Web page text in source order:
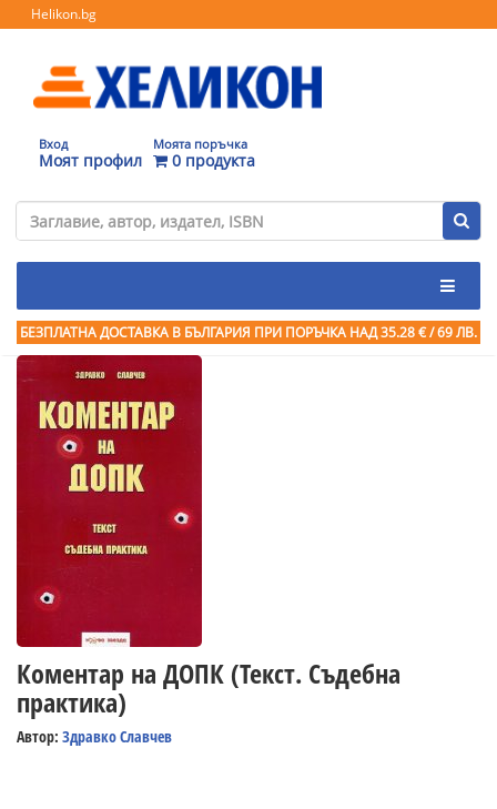
Helikon.bg
Вход
Моят профил
Моята поръчка
0 продукта
БЕЗПЛАТНА ДОСТАВКА В БЪЛГАРИЯ ПРИ ПОРЪЧКА НАД 35.28 € / 69 ЛВ.
Коментар на ДОПК (Текст. Съдебна
практика)
Автор: Здравко Славчев